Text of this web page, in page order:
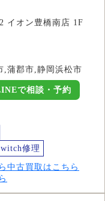
イオン豊橋南店 1F
,蒲郡市,静岡浜松市
で相談・予約
修理
中古買取はこちら